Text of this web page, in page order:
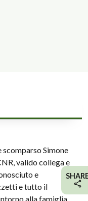
Simone
valido collega e
e
e tutto il
alla famiglia